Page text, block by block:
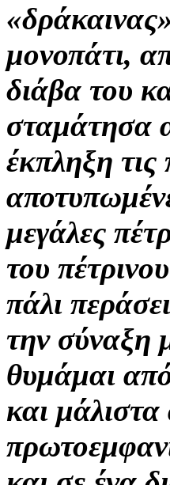
μονοπάτι,
διάβα του
σταμάτησα
έκπληξη τις
μεγάλες
του
πάλι
την σύναξη
θυμάμαι
και